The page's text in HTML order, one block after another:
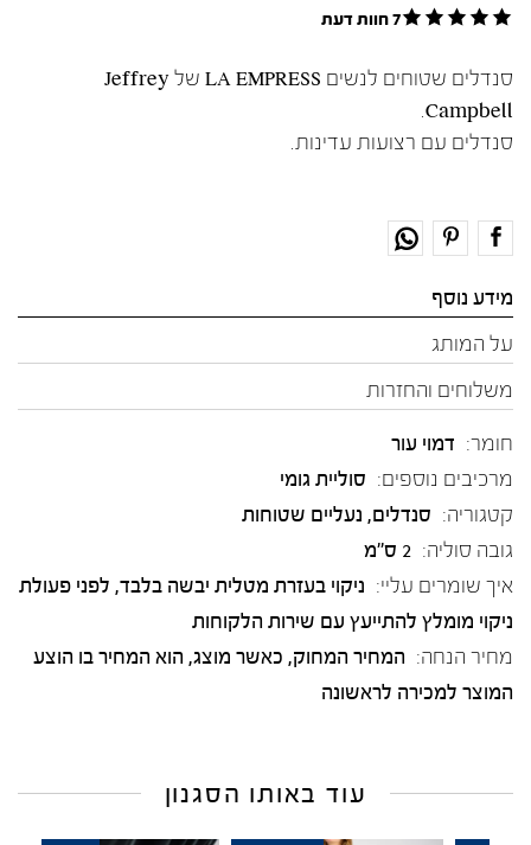
7 חוות דעת
סנדלים שטוחים לנשים LA EMPRESS של Jeffrey
Campbell.
סנדלים עם רצועות עדינות.
מידע נוסף
על המותג
משלוחים והחזרות
חומר: דמוי עור
מרכיבים נוספים: סוליית גומי
קטגוריה: סנדלים, נעליים שטוחות
גובה סוליה: 2 ס"מ
איך שומרים עליי: ניקוי בעזרת מטלית יבשה בלבד, לפני פעולת
ניקוי מומלץ להתייעץ עם שירות הלקוחות
מחיר הנחה: המחיר המחוק, כאשר מוצג, הוא המחיר בו הוצע
המוצר למכירה לראשונה
עוד באותו הסגנון